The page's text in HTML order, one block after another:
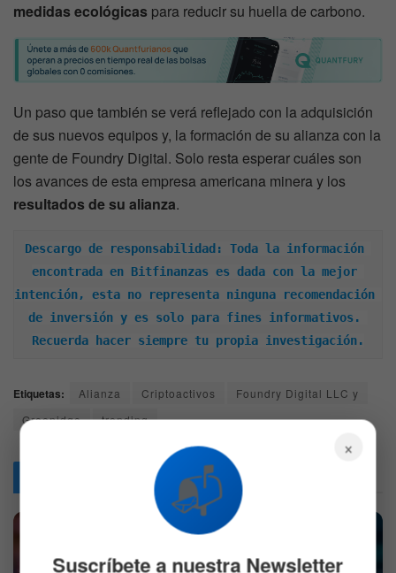
medidas ecológicas para reducir su huella de carbono.
Un paso que también se verá reflejado con la adquisición
de sus nuevos equipos y, la formación de su alianza con la
gente de Foundry Digital. Solo resta esperar cuáles son
los avances de esta empresa americana minera y los
resultados de su alianza.
Descargo de responsabilidad: Toda la información
encontrada en Bitfinanzas es dada con la mejor
intención, esta no representa ninguna recomendación
de inversión y es solo para fines informativos.
Recuerda hacer siempre tu propia investigación.
Etiquetas: Alianza Criptoactivos
Foundry Digital LLC y
Greenidge
trending
Relacionados
×
📬
Suscríbete a nuestra Newsletter